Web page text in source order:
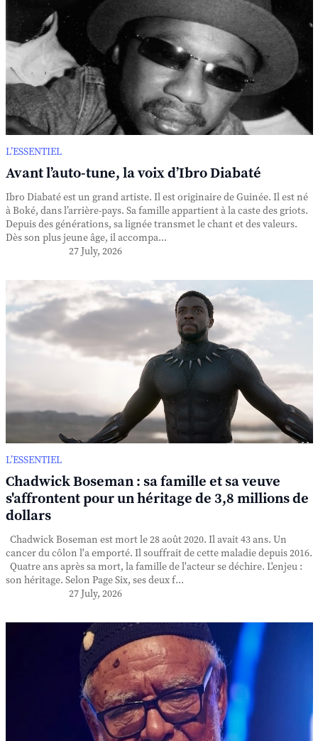
L’ESSENTIEL
Avant l’auto-tune, la voix d’Ibro Diabaté
Ibro Diabaté est un grand artiste. Il est originaire de Guinée. Il est né
à Boké, dans l’arrière-pays. Sa famille appartient à la caste des griots.
Depuis des générations, sa lignée transmet le chant et des valeurs.
Dès son plus jeune âge, il accompa...
27 July, 2026
L’ESSENTIEL
Chadwick Boseman : sa famille et sa veuve
s'affrontent pour un héritage de 3,8 millions de
dollars
Chadwick Boseman est mort le 28 août 2020. Il avait 43 ans. Un
cancer du côlon l'a emporté. Il souffrait de cette maladie depuis 2016.
Quatre ans après sa mort, la famille de l'acteur se déchire. L'enjeu :
son héritage. Selon Page Six, ses deux f...
27 July, 2026